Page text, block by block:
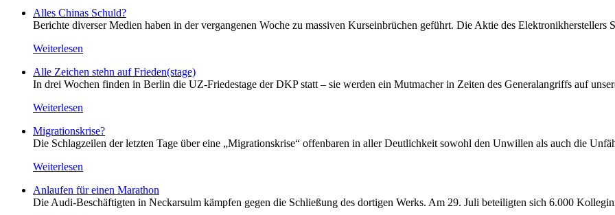
Alles Chinas Schuld?
Berichte diverser Medien haben in der vergangenen Woche zu massiven Kurseinbrüchen geführt. Die Aktie des Elektronikherstellers
Weiterlesen
Alle Zeichen stehn auf Frieden(stage)
In drei Wochen finden in Berlin die UZ-Friedestage der DKP statt – sie werden ein Mutmacher in Zeiten des Generalangriffs auf
Weiterlesen
Migrationskrise?
Die Schlagzeilen der letzten Tage über eine „Migrationskrise“ offenbaren in aller Deutlichkeit sowohl den Unwillen als auch die
Weiterlesen
Anlaufen für einen Marathon
Die Audi-Beschäftigten in Neckarsulm kämpfen gegen die Schließung des dortigen Werks. Am 29. Juli beteiligten sich 6.000